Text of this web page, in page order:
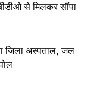
से मिलकर सौंपा
जिला अस्पताल, जल